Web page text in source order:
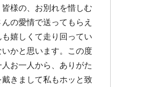
皆様の、お別れを惜しむ
の愛情で送ってもらえ
嬉しくて走り回ってい
いかと思います。この度
お一人から、ありがた
戴きまして私もホッと致